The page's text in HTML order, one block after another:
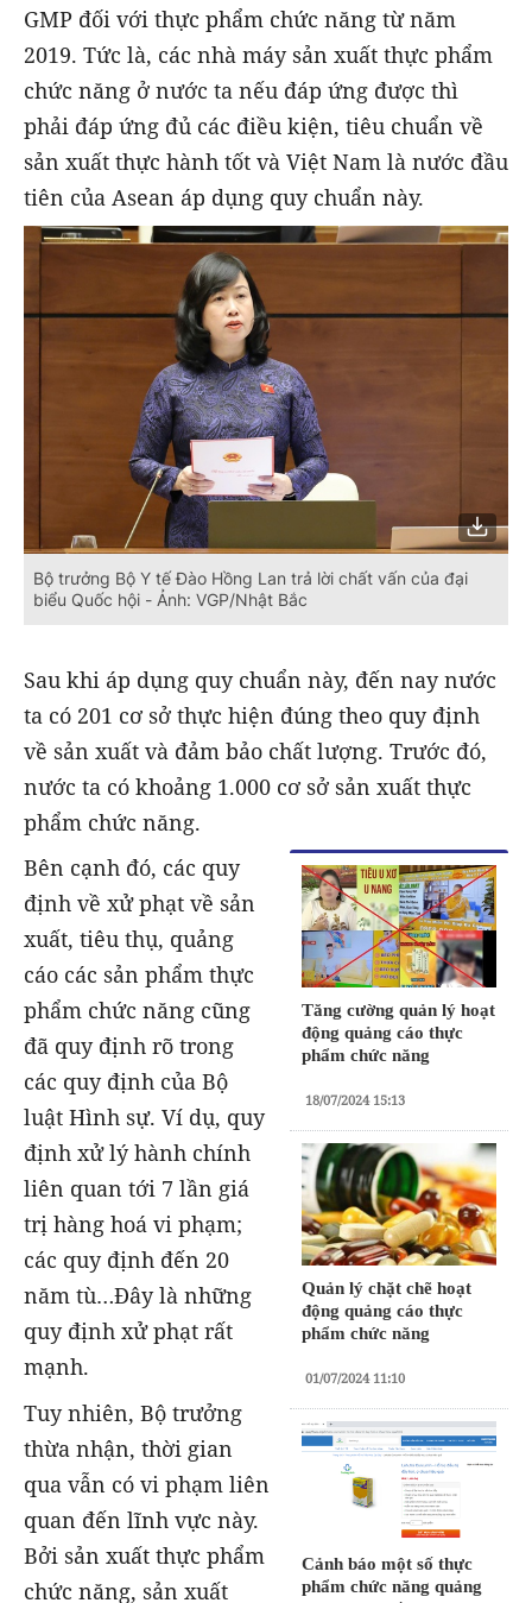
GMP đối với thực phẩm chức năng từ năm
2019. Tức là, các nhà máy sản xuất thực phẩm
chức năng ở nước ta nếu đáp ứng được thì
phải đáp ứng đủ các điều kiện, tiêu chuẩn về
sản xuất thực hành tốt và Việt Nam là nước đầu
tiên của Asean áp dụng quy chuẩn này.
Bộ trưởng Bộ Y tế Đào Hồng Lan trả lời chất vấn của đại
biểu Quốc hội - Ảnh: VGP/Nhật Bắc
Sau khi áp dụng quy chuẩn này, đến nay nước
ta có 201 cơ sở thực hiện đúng theo quy định
về sản xuất và đảm bảo chất lượng. Trước đó,
nước ta có khoảng 1.000 cơ sở sản xuất thực
phẩm chức năng.
Tăng cường quản lý hoạt
động quảng cáo thực
phẩm chức năng
18/07/2024 15:13
Quản lý chặt chẽ hoạt
động quảng cáo thực
phẩm chức năng
01/07/2024 11:10
Cảnh báo một số thực
phẩm chức năng quảng
Bên cạnh đó, các quy
định về xử phạt về sản
xuất, tiêu thụ, quảng
cáo các sản phẩm thực
phẩm chức năng cũng
đã quy định rõ trong
các quy định của Bộ
luật Hình sự. Ví dụ, quy
định xử lý hành chính
liên quan tới 7 lần giá
trị hàng hoá vi phạm;
các quy định đến 20
năm tù…Đây là những
quy định xử phạt rất
mạnh.
Tuy nhiên, Bộ trưởng
thừa nhận, thời gian
qua vẫn có vi phạm liên
quan đến lĩnh vực này.
Bởi sản xuất thực phẩm
chức năng, sản xuất